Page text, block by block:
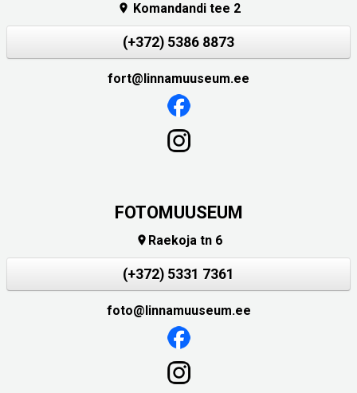
 Komandandi tee 2
(+372) 5386 8873
fort@linnamuuseum.ee
FOTOMUUSEUM
 Raekoja tn 6
(+372) 5331 7361
foto@linnamuuseum.ee